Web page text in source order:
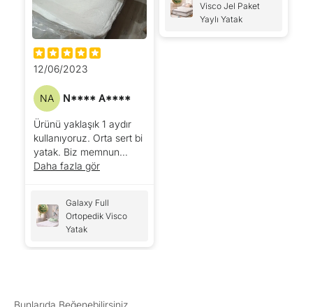
12/06/2023
NA N**** A****
Ürünü yaklaşık 1 aydır
kullanıyoruz. Orta sert bi
yatak. Biz memnun
kaldık. Ağrıyla
(115-66kg)
Daha fazla gör
Galaxy Full
Ortopedik Visco
Yatak
Visco Jel Paket
Yaylı Yatak